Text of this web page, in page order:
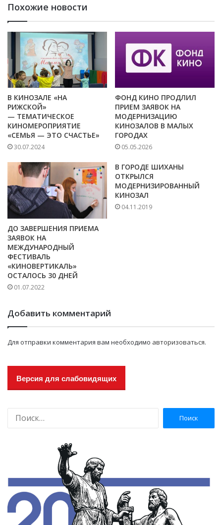
Похожие новости
В КИНОЗАЛЕ «НА
РИЖСКОЙ»
— ТЕМАТИЧЕСКОЕ
КИНОМЕРОПРИЯТИЕ
«СЕМЬЯ — ЭТО СЧАСТЬЕ»
30.07.2024
ФОНД КИНО ПРОДЛИЛ
ПРИЕМ ЗАЯВОК НА
МОДЕРНИЗАЦИЮ
КИНОЗАЛОВ В МАЛЫХ
ГОРОДАХ
05.05.2026
ДО ЗАВЕРШЕНИЯ ПРИЕМА
ЗАЯВОК НА
МЕЖДУНАРОДНЫЙ
ФЕСТИВАЛЬ
«КИНОВЕРТИКАЛЬ»
ОСТАЛОСЬ 30 ДНЕЙ
01.07.2022
В ГОРОДЕ ШИХАНЫ
ОТКРЫЛСЯ
МОДЕРНИЗИРОВАННЫЙ
КИНОЗАЛ
04.11.2019
Добавить комментарий
Для отправки комментария вам необходимо авторизоваться.
Версия для слабовидящих